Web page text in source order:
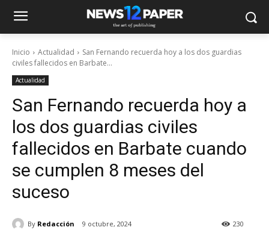
Inicio Actualidad
San Fernando recuerda hoy a los dos guardias
civiles fallecidos en Barbate...
Actualidad
San Fernando recuerda hoy a
los dos guardias civiles
fallecidos en Barbate cuando
se cumplen 8 meses del
suceso
By Redacción 9 octubre, 2024 230